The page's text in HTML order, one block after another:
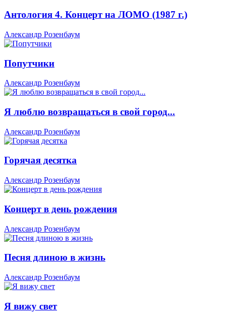
Антология 4. Концерт на ЛОМО (1987 г.)
Александр Розенбаум
Попутчики
Александр Розенбаум
Я люблю возвращаться в свой город...
Александр Розенбаум
Горячая десятка
Александр Розенбаум
Концерт в день рождения
Александр Розенбаум
Песня длиною в жизнь
Александр Розенбаум
Я вижу свет